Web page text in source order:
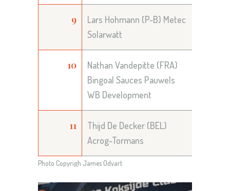
9
Lars Hohmann (P-B) Metec
Solarwatt
10
Nathan Vandepitte (FRA)
Bingoal Sauces Pauwels
WB Development
11
Thijd De Decker (BEL)
Acrog-Tormans
Photo Copyrigh James Odvart